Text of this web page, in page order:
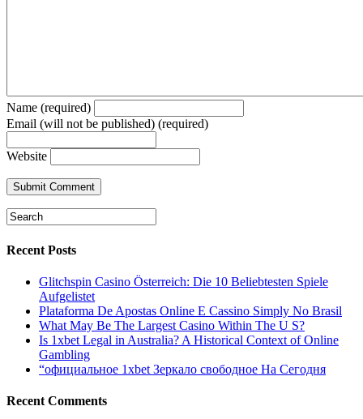
Name (required)
Email (will not be published) (required)
Website
Recent Posts
Glitchspin Casino Österreich: Die 10 Beliebtesten Spiele
Aufgelistet
Plataforma De Apostas Online E Cassino Simply No Brasil
What May Be The Largest Casino Within The U S?
Is 1xbet Legal in Australia? A Historical Context of Online
Gambling
“официальное 1xbet Зеркало свободное На Сегодня
Recent Comments